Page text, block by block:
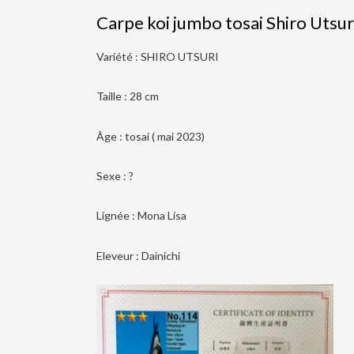
Carpe koi jumbo tosai Shiro
Variété : SHIRO UTSURI
Taille : 28 cm
Âge : tosai ( mai 2023)
Sexe : ?
Lignée : Mona Lisa
Eleveur : Dainichi